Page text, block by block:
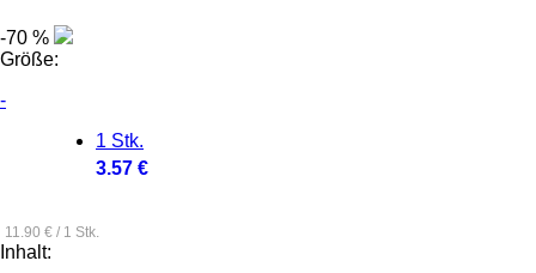
-70 %
Größe:
-
1 Stk.
3.57 €
11.90 € / 1 Stk.
Inhalt: